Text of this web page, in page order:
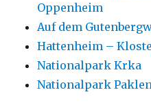
Oppenheim
Auf dem
Hattenheim –
Nationalpark Krka
Nationalpark